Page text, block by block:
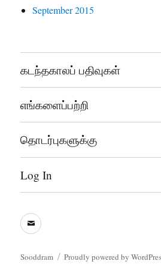
September 2015
கடந்தகாலப் பதிவுகள்
எங்களைப்பற்றி
தொடர்புகளுக்கு
Log In
sooddram@gmail.com
Sooddram Proudly powered by